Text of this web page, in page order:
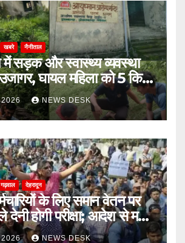
खबरे नैनीताल
सड़क और स्वास्थ्य व्यवस्था
घायल महिला को 5 किमी
पहुंचाया सड़क तक
NEWS DESK
गढ़वाल देहरादून
के लिए समान वेतन पर
देनी होगी परीक्षा; आदेश से मचा
2026 NEWS DESK